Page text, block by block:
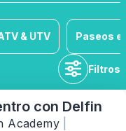
& UTV Paseos
Filtros
con Delfin
Academy